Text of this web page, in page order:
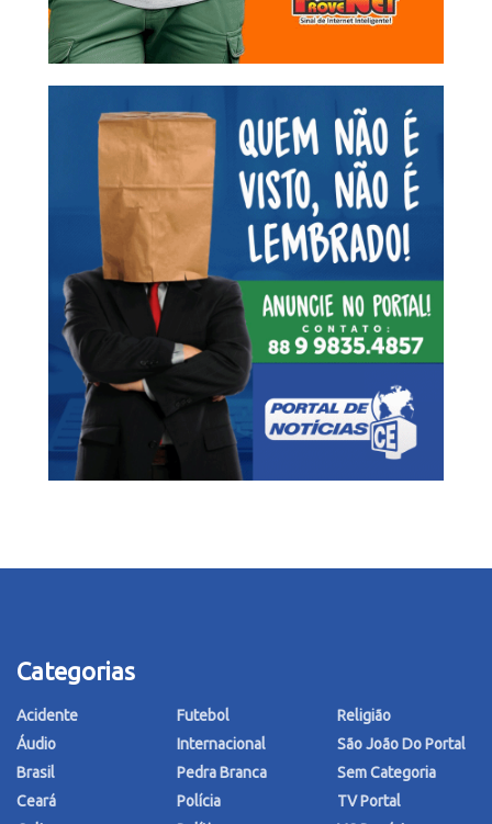
Categorias
Acidente
Áudio
Brasil
Ceará
Futebol
Internacional
Pedra Branca
Polícia
Religião
São João Do Portal
Sem Categoria
TV Portal